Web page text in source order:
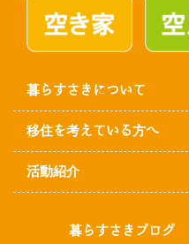
暮らすさきについて
移住を考えている方へ
活動紹介
暮らすさきブログ